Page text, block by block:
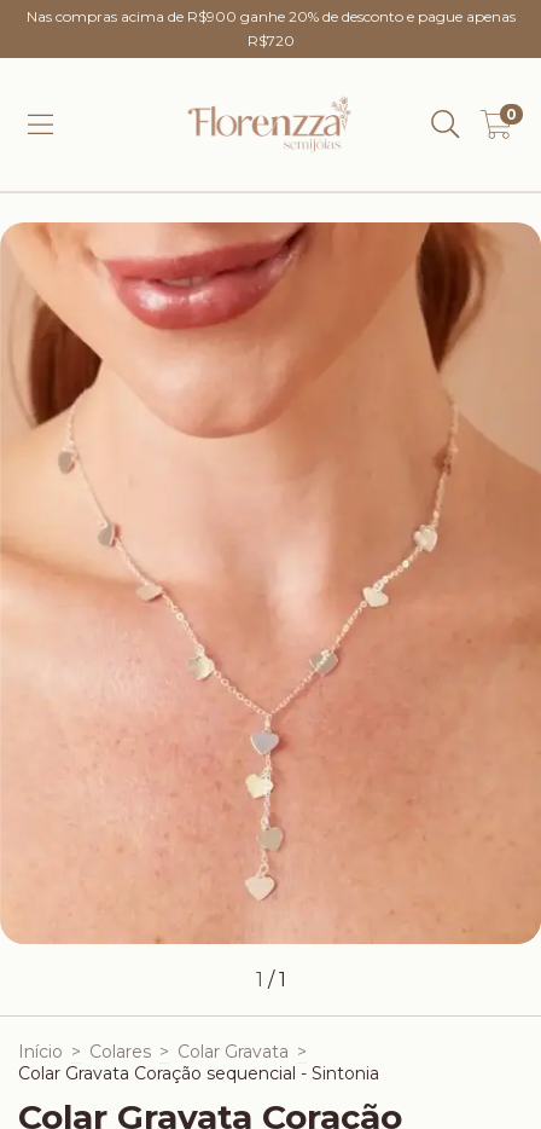
Nas compras acima de R$900 ganhe 20% de desconto e pague apenas
R$720
0
1 /1
Início > Colares > Colar Gravata >
Colar Gravata Coração sequencial - Sintonia
Colar Gravata Coração